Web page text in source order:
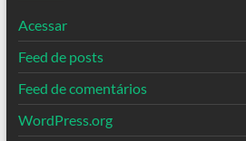
Acessar
Feed de posts
Feed de comentários
WordPress.org